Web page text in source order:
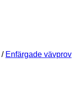
/ Enfärgade vävprov